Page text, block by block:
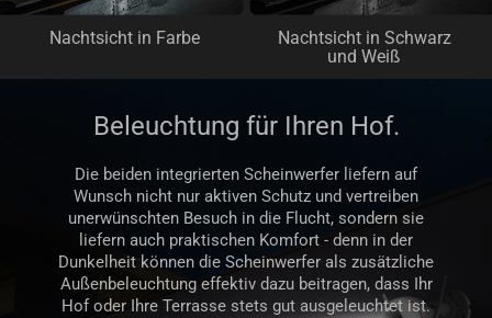
Nachtsicht in Farbe
Nachtsicht in Schwarz
und Weiß
Beleuchtung für Ihren Hof.
Die beiden integrierten Scheinwerfer liefern auf
Wunsch nicht nur aktiven Schutz und vertreiben
unerwünschten Besuch in die Flucht, sondern sie
liefern auch praktischen Komfort - denn in der
Dunkelheit können die Scheinwerfer als zusätzliche
Außenbeleuchtung effektiv dazu beitragen, dass Ihr
Hof oder Ihre Terrasse stets gut ausgeleuchtet ist.